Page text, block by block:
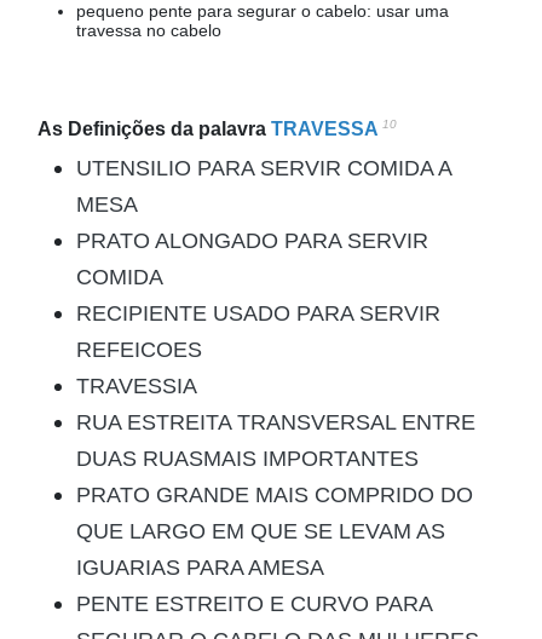
pequeno pente para segurar o cabelo: usar uma
travessa no cabelo
As Definições da palavra TRAVESSA 10
UTENSILIO PARA SERVIR COMIDA A
MESA
PRATO ALONGADO PARA SERVIR
COMIDA
RECIPIENTE USADO PARA SERVIR
REFEICOES
TRAVESSIA
RUA ESTREITA TRANSVERSAL ENTRE
DUAS RUASMAIS IMPORTANTES
PRATO GRANDE MAIS COMPRIDO DO
QUE LARGO EM QUE SE LEVAM AS
IGUARIAS PARA AMESA
PENTE ESTREITO E CURVO PARA